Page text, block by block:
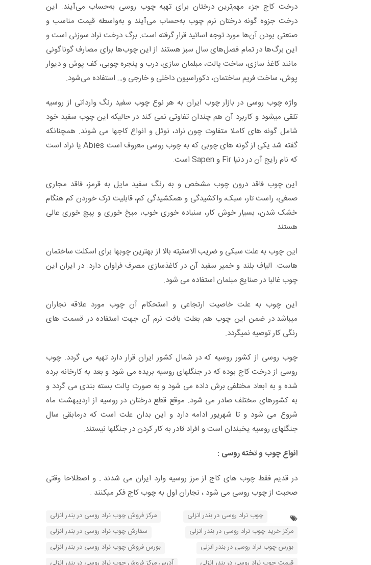
درخت کاج جزء مهم‌ترین درختان برای تهیه چوب روسی به‌حساب می‌آیند. این
درخت جزوه گونه درختان نرم چوب به‌حساب می‌آیند و به‌واسطه قیمت مناسب و
صنعتی بودن آن‌ها مورد توجه اساتید قرار گرفته است. برگ درخت نراد سوزنی است و
این برگ‌ها در تمام فصل‌های سال سبز هستند از این چوب‌ها برای مصارف گوناگونی
مانند کاغذ سازی، ساخت پالت، مبلمان سازی، درب و پنجره چوبی، کف پوش و دیوار
پوش، ساخت فریم ساختمان، دکوراسیون داخلی و خارجی و… استفاده می‌شود.
واژه چوب روسی در بازار چوب ایران به هر نوع چوب سفید رنگ وارداتی از روسیه
تلقی میشود و کاربرد آن هم چندان تفاوتی نمی کند در حالیکه این چوب سفید خود
شامل گونه های کاملا متفاوت چون نراد، نوئل و انواع کاجها می شوند. همچنانکه
گفته شد یکی از گونه های چوبی که به چوب روسی معروف است Abies یا نراد است
که نام رایج آن در دنیا Fir و Sapen است.
این چوب فاقد درون چوب مشخص و به رنگ سفید مایل به قرمز، فاقد مجاری
صمغی، راست تار، سبک، واکشیدگی و همکشیدگی کم، قابلیت ترک خوردن کم هنگام
خشک شدن، بسیار خوش کار، سنباده خوری خوب، میخ خوری و پیچ خوری عالی
هستند
این چوب به علت سبکی و ضریب الاستیته بالا از بهترین چوبها برای اسکلت ساختمان
هاست. الیاف بلند و خمیر سفید آن در کاغذسازی مصرف فراوان دارد. در ایران این
چوب غالبا در صنایع مبلمان استفاده می شود.
این چوب به علت خاصیت ارتجاعی و استحکام آن چوب مورد علاقه نجاران
میباشد.در ضمن این چوب هم بعلت بافت نرم آن جهت استفاده در قسمت های
رنگی کار توصیه نمیگردد.
چوب روسی از کشور روسیه که در شمال کشور ایران قرار دارد تهیه می گردد. چوب
روسی از درخت کاج بوده که در جنگلهای روسیه بریده می شود و بعد به کارخانه برده
شده و به ابعاد مختلفی برش داده می شود و به صورت پالت بسته بندی می گردد و
به کشورهای مختلف صادر می شود. موقع قطع درختان در روسیه از اردیبهشت ماه
شروع می شود و تا شهریور ادامه دارد و این بدان علت است که درمابقی سال
جنگلهای روسیه یخبندان است و افراد قادر به کار کردن در جنگلها نیستند.
انواع چوب و تخته روسی :
در قدیم فقط چوب های کاج از مرز روسیه وارد ایران می شدند . و اصطلاحا وقتی
صحبت از چوب روسی می شود ، نجاران اول به چوب کاج فکر میکنند .
چوب نراد روسی در بندر انزلی
مرکز فروش چوب نراد روسی در بندر انزلی
مرکز خرید چوب نراد روسی در بندر انزلی
سفارش چوب نراد روسی در بندر انزلی
بورس چوب نراد روسی در بندر انزلی
بورس فروش چوب نراد روسی در بندر انزلی